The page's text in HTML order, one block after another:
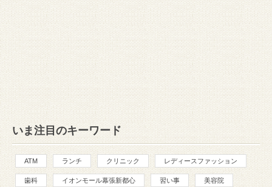
いま注目のキーワード
ATM ランチ クリニック レディースファッション
歯科 イオンモール幕張新都心 習い事 美容院